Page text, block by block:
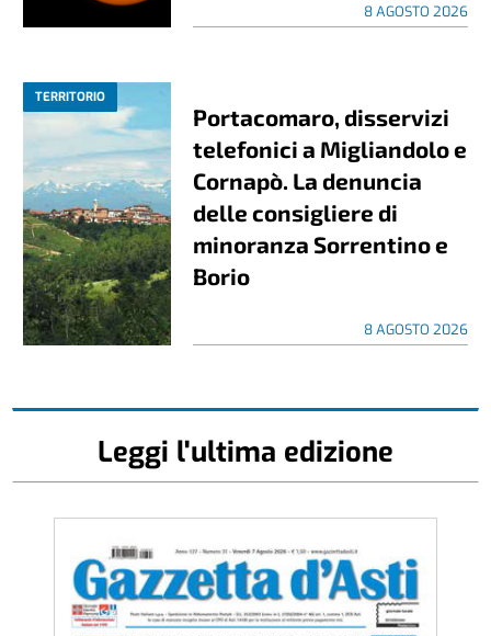
8 AGOSTO 2026
TERRITORIO
Portacomaro, disservizi
telefonici a Migliandolo e
Cornapò. La denuncia
delle consigliere di
minoranza Sorrentino e
Borio
8 AGOSTO 2026
Leggi l'ultima edizione